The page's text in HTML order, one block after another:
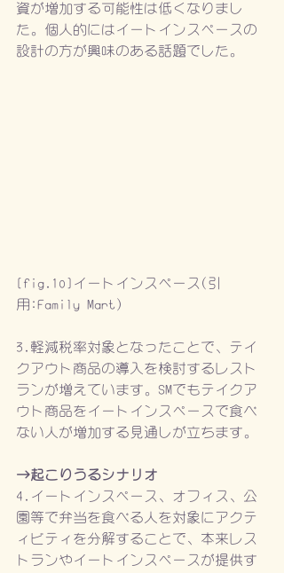
資が増加する可能性は低くなりまし
た。個人的にはイートインスペースの
設計の方が興味のある話題でした。
[fig.10]イートインスペース(引
用:Family Mart)
3.軽減税率対象となったことで、テイ
クアウト商品の導入を検討するレスト
ランが増えています。SMでもテイクア
ウト商品をイートインスペースで食べ
ない人が増加する見通しが立ちます。
→起こりうるシナリオ
4.イートインスペース、オフィス、公
園等で弁当を食べる人を対象にアクテ
ィビティを分解することで、本来レス
トランやイートインスペースが提供す